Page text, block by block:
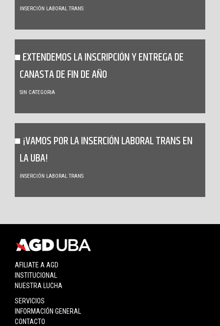
INSERCIÓN LABORAL TRANS
EXTENDEMOS LA INSCRIPCIÓN Y ENTREGA DE
CANASTA DE FIN DE AÑO
SIN CATEGORIA
¡VAMOS POR LA INSERCIÓN LABORAL TRANS EN
LA UBA!
INSERCIÓN LABORAL TRANS
AFILIATE A AGD
INSTITUCIONAL
NUESTRA LUCHA
SERVICIOS
INFORMACIÓN GENERAL
CONTACTO